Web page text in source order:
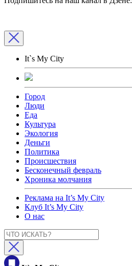
It`s My City
Город
Люди
Еда
Культура
Экология
Деньги
Политика
Происшествия
Бесконечный февраль
Хроника молчания
Реклама на It’s My City
Клуб It’s My City
О нас